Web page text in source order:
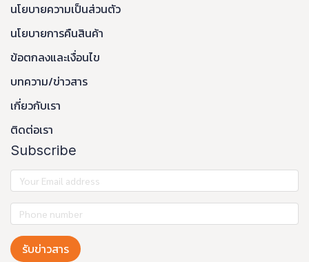
นโยบายความเป็นส่วนตัว
นโยบายการคืนสินค้า
ข้อตกลงและเงื่อนไข
บทความ/ข่าวสาร
เกี่ยวกับเรา
ติดต่อเรา
Subscribe
รับข่าวสาร